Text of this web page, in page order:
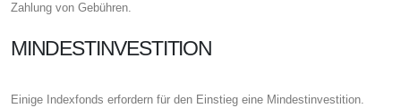
Zahlung von Gebühren.
MINDESTINVESTITION
Einige Indexfonds erfordern für den Einstieg eine Mindestinvestition.